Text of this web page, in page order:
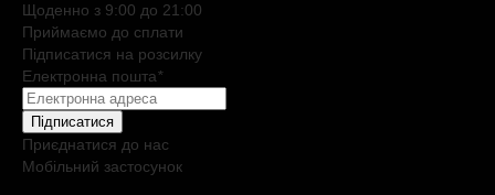
Щоденно з 9:00 до 21:00
Приймаємо до сплати
Підписатися на розсилку
Електронна пошта*
Підписатися
Приєднатися до нас
Мобільний застосунок